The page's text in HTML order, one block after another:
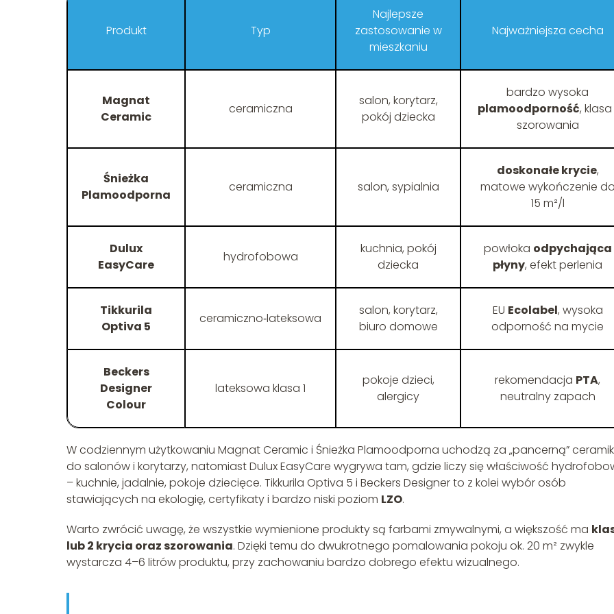
Produkt Typ
Najlepsze
zastosowanie w
mieszkaniu
Najważniejsza cecha
Magnat
Ceramic
ceramiczna
salon, korytarz,
pokój dziecka
bardzo wysoka
plamoodporność, klasa
szorowania
Śnieżka
Plamoodporna
ceramiczna salon, sypialnia
doskonałe krycie,
matowe wykończenie
15 m²/l
Dulux
EasyCare
hydrofobowa
kuchnia, pokój
dziecka
powłoka odpychająca
płyny, efekt perlenia
Tikkurila
Optiva 5
ceramiczno‑lateksowa
salon, korytarz,
biuro domowe
EU Ecolabel, wysoka
odporność na mycie
Beckers
Designer
Colour
lateksowa klasa 1
pokoje dzieci,
alergicy
rekomendacja PTA,
neutralny zapach
W codziennym użytkowaniu Magnat Ceramic i Śnieżka Plamoodporna uchodzą za „pancerną”
do salonów i korytarzy, natomiast Dulux EasyCare wygrywa tam, gdzie liczy się właściwość
– kuchnie, jadalnie, pokoje dziecięce. Tikkurila Optiva 5 i Beckers Designer to z kolei wybór osób
stawiających na ekologię, certyfikaty i bardzo niski poziom LZO.
Warto zwrócić uwagę, że wszystkie wymienione produkty są farbami zmywalnymi, a większość ma
lub 2 krycia oraz szorowania. Dzięki temu do dwukrotnego pomalowania pokoju ok. 20 m² zwykle
wystarcza 4–6 litrów produktu, przy zachowaniu bardzo dobrego efektu wizualnego.